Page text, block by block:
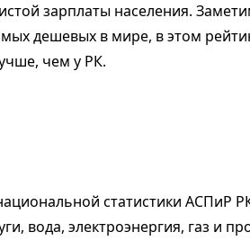
зарплаты населения.
дешевых в мире, в этом
чем у РК.
статистики АСПиР
вода, электроэнергия, газ и